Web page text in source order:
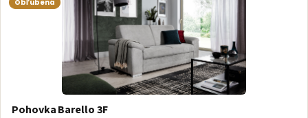
Pohovka Barello 3F
Obľúbená